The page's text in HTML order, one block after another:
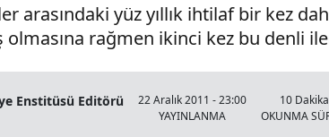
arasındaki yüz yıllık ihtilaf bir kez
olmasına rağmen ikinci kez bu denli
Enstitüsü Editörü
22 Aralık 2011 - 23:00
YAYINLANMA
10 Dakika
OKUNMA